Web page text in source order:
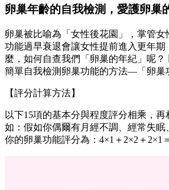
卵巢年齡的自我檢測，愛護卵巢
卵巢被比喻為「女性後花園」，掌管
功能過早衰退會讓女性提前進入更年期
麼，如何自查我們「卵巢的年紀」呢
簡單自我檢測卵巢功能的方法—「卵巢
【評分計算方法】
以下15項的基本分與程度評分相乘，再
如：假如你偶爾有月經不調、經常失眠
你的卵巢功能評分為：4×1＋2×2＋2×1